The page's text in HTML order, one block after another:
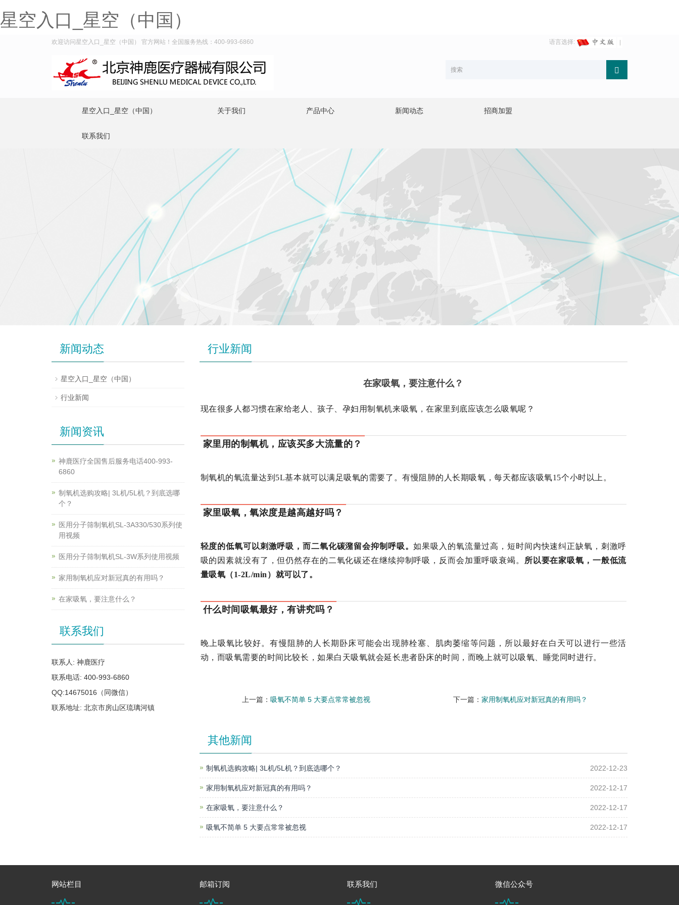
星空入口_星空（中国）
欢迎访问星空入口_星空（中国） 官方网站！全国服务热线：400-993-6860 语言选择:
星空入口_星空（中国） 关于我们 产品中心 新闻动态 招商加盟
联系我们
行业新闻
在家吸氧，要注意什么？
现在很多人都习惯在家给老人、孩子、孕妇用制氧机来吸氧，在家里到底应该怎么吸氧呢？
家里用的制氧机，应该买多大流量的？
制氧机的氧流量达到5L基本就可以满足吸氧的需要了。有慢阻肺的人长期吸氧，每天都应该吸氧15个小时以上。
家里吸氧，氧浓度是越高越好吗？
轻度的低氧可以刺激呼吸，而二氧化碳潴留会抑制呼吸。如果吸入的氧流量过高，短时间内快速纠正缺氧，刺激呼
吸的因素就没有了，但仍然存在的二氧化碳还在继续抑制呼吸，反而会加重呼吸衰竭。
所以要在家吸氧，一般低流
量吸氧（1-2L/min）就可以了。
什么时间吸氧最好，有讲究吗？
晚上吸氧比较好。有慢阻肺的人长期卧床可能会出现肺栓塞、肌肉萎缩等问题，所以最好在白天可以进行一些活
动，而吸氧需要的时间比较长，如果白天吸氧就会延长患者卧床的时间，而晚上就可以吸氧、睡觉同时进行。
上一篇：吸氧不简单 5 大要点常常被忽视 下一篇：家用制氧机应对新冠真的有用吗？
其他新闻
制氧机选购攻略| 3L机/5L机？到底选哪个？ 2022-12-23
家用制氧机应对新冠真的有用吗？ 2022-12-17
在家吸氧，要注意什么？ 2022-12-17
吸氧不简单 5 大要点常常被忽视 2022-12-17
新闻动态
星空入口_星空（中国）
行业新闻
新闻资讯
神鹿医疗全国售后服务电话400-993-
6860
制氧机选购攻略| 3L机/5L机？到底选哪
个？
医用分子筛制氧机SL-3A330/530系列使
用视频
医用分子筛制氧机SL-3W系列使用视频
家用制氧机应对新冠真的有用吗？
在家吸氧，要注意什么？
联系我们
联系人: 神鹿医疗
联系电话: 400-993-6860
QQ:14675016（同微信）
联系地址: 北京市房山区琉璃河镇
网站栏目 邮箱订阅 联系我们 微信公众号